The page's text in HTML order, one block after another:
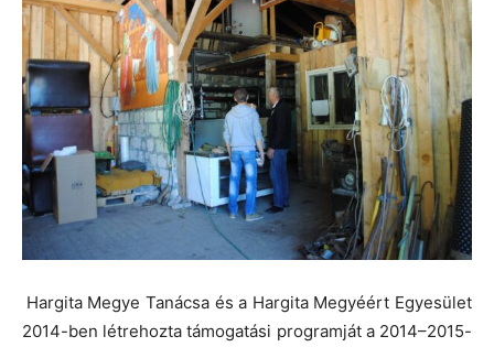
Hargita Megye Tanácsa és a Hargita Megyéért Egyesület
2014-ben létrehozta támogatási programját a 2014–2015-